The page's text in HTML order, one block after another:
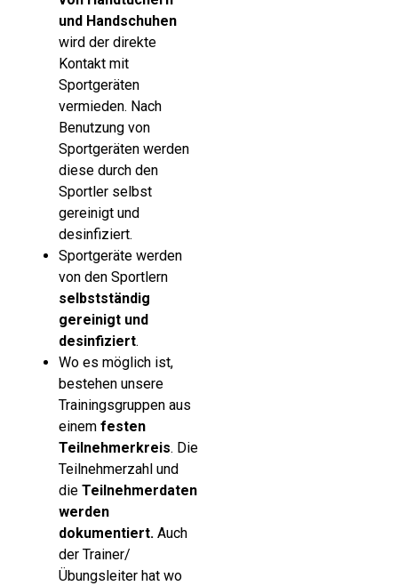
und Handschuhen
wird der direkte
Kontakt mit
Sportgeräten
vermieden. Nach
Benutzung von
Sportgeräten werden
diese durch den
Sportler selbst
gereinigt und
desinfiziert.
Sportgeräte werden
von den Sportlern
selbstständig
gereinigt und
desinfiziert.
Wo es möglich ist,
bestehen unsere
Trainingsgruppen aus
einem festen
Teilnehmerkreis. Die
Teilnehmerzahl und
die Teilnehmerdaten
werden
dokumentiert. Auch
der Trainer/
Übungsleiter hat wo